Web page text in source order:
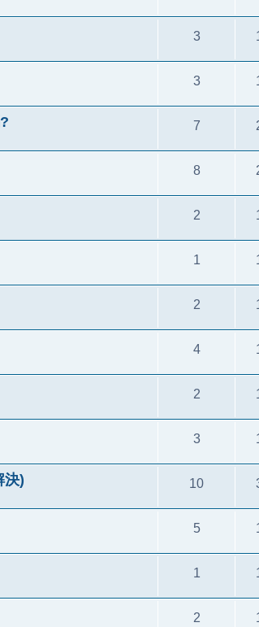
3
3
7
8
2
1
2
4
2
3
決) 10
5
1
2